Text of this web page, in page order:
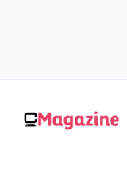
contenuto